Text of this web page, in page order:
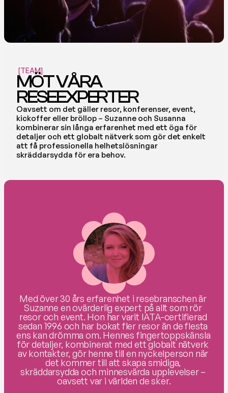
[TEAM]
MÖT  VÅRA
RESEEXPERTER
Oavsett om det gäller resor, konferenser, event,
kickoffer eller bröllop – Suzanne och Susanna
kombinerar sin långa erfarenhet med ett öga för
detaljer och ett globalt nätverk som gör det enkelt
att få professionella helhetslösningar
skräddarsydda för era behov.
Med över 30 års erfarenhet i resebranschen är
Suzanne en ovärderlig expert på allt som rör
resor och event. Hon har varit IATA-certifierad
sedan 1996 och har bokat fler resor än de flesta
ens kan drömma om. Hennes fingertoppskänsla
för detaljer, kombinerat med ett globalt nätverk
av kontakter, gör henne till en nyckelperson när
det kommer till att skapa smidiga,
skräddarsydda och minnesvärda upplevelser –
oavsett var i världen de sker.